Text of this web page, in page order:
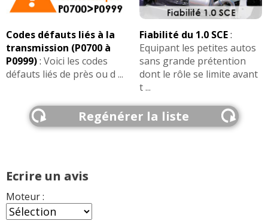
Codes défauts liés à la
transmission (P0700 à
P0999): Voici les codes
défauts liés de près ou d ...
Fiabilité du 1.0 SCE:
Equipant les petites autos
sans grande prétention
dont le rôle se limite avant
t ...
Regénérer la liste
Ecrire un avis
Moteur :